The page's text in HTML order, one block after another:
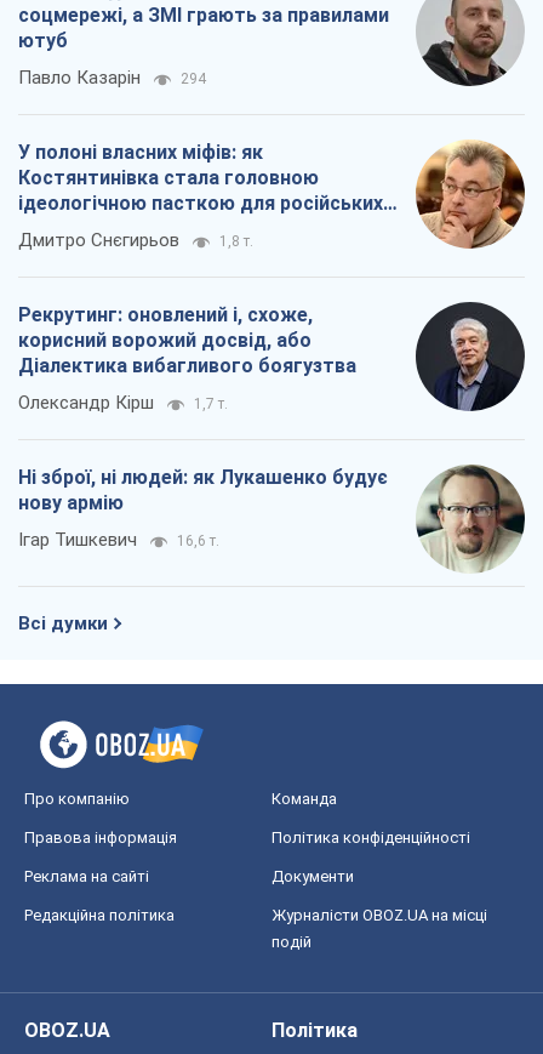
соцмережі, а ЗМІ грають за правилами
ютуб
Павло Казарін 294
У полоні власних міфів: як
Костянтинівка стала головною
ідеологічною пасткою для російських
окупантів
Дмитро Снєгирьов 1,8 т.
Рекрутинг: оновлений і, схоже,
корисний ворожий досвід, або
Діалектика вибагливого боягузтва
Олександр Кірш 1,7 т.
Ні зброї, ні людей: як Лукашенко будує
нову армію
Ігар Тишкевич 16,6 т.
Всі думки
Про компанію Команда
Правова інформація Політика конфіденційності
Реклама на сайті Документи
Редакційна політика
Журналісти OBOZ.UA на місці
подій
OBOZ.UA
Політика